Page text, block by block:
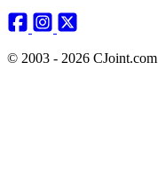
© 2003 - 2026 CJoint.com